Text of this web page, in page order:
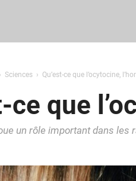
Sciences Qu’est-ce que l’ocytocine,
ce que
un rôle important dans